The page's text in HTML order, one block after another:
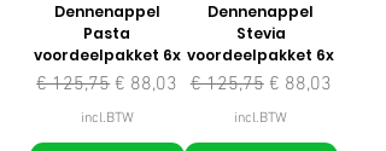
Dennenappel
Pasta
voordeelpakket 6x
Normale prijs
€ 125,75 Verkoopprijs
€ 88,03
incl.BTW
Dennenappel
Stevia
voordeelpakket 6x
Normale prijs
€ 125,75 Verkoopprijs
€ 88,03
incl.BTW